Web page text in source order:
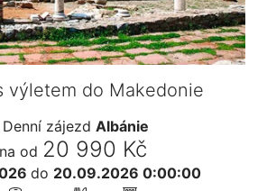
výletem do Makedonie
Denní zájezd Albánie
od 20 990 Kč
do 20.09.2026 0:00:00